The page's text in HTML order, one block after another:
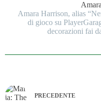
Amara Harrison, alias
di gioco su
decorazioni fai
PRECEDENTE